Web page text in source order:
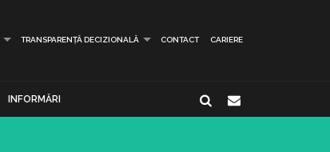
TRANSPARENȚĂ DECIZIONALĂ CONTACT CARIERE
INFORMĂRI